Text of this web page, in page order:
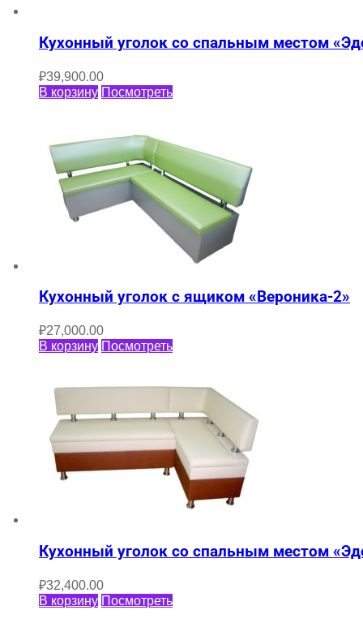
Кухонный уголок со спальным местом
₽39,900.00
В корзину Посмотреть
Кухонный уголок с ящиком «Вероника-2»
₽27,000.00
В корзину Посмотреть
Кухонный уголок со спальным местом
₽32,400.00
В корзину Посмотреть